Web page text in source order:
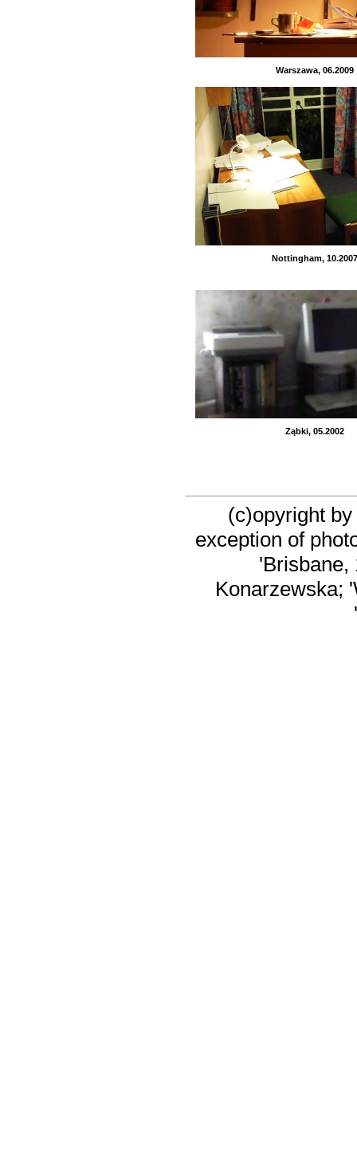
Warszawa, 06.2009
Nottingham, 10.2007
Ząbki, 05.2002
(c)opyright
exception of
'Brisbane,
Konarzewska;